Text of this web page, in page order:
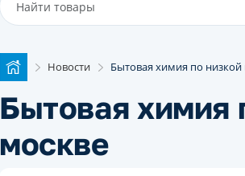
Новости Бытовая химия по
Бытовая химия
москве